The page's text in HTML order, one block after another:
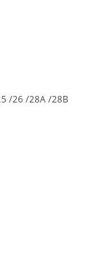
/26 /28A /28B